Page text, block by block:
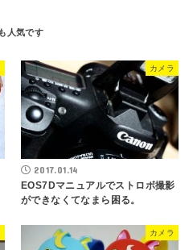
カメラ
2017.01.14
EOS7Dマニュアルでストロボ撮影
ができなくてなまら困る。
カメラ